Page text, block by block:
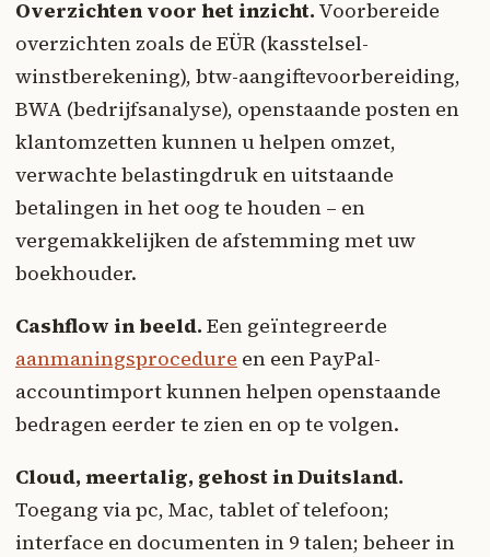
Overzichten voor het inzicht. Voorbereide
overzichten zoals de EÜR (kasstelsel-
winstberekening), btw-aangiftevoorbereiding,
BWA (bedrijfsanalyse), openstaande posten en
klantomzetten kunnen u helpen omzet,
verwachte belastingdruk en uitstaande
betalingen in het oog te houden – en
vergemakkelijken de afstemming met uw
boekhouder.
Cashflow in beeld. Een geïntegreerde
aanmaningsprocedure en een PayPal-
accountimport kunnen helpen openstaande
bedragen eerder te zien en op te volgen.
Cloud, meertalig, gehost in Duitsland.
Toegang via pc, Mac, tablet of telefoon;
interface en documenten in 9 talen; beheer in